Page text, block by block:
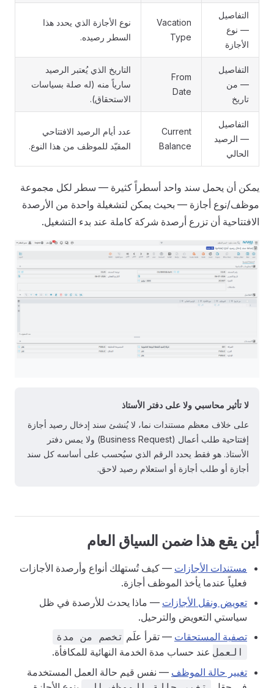
التفاصيل
— نوع
الأجازة
Vacation
Type
نوع الأجازة الذي يحدد هذا
السطر رصيده.
التفاصيل
— من
تاريخ
From
Date
التاريخ الذي يُعتبر الرصيد
سارياً منه (له صلة بسياسات
الاستحقاق).
التفاصيل
— الرصيد
الحالي
Current
Balance
عدد أيام الرصيد الافتتاحي
المقيّد للموظف من هذا النوع.
يمكن أن يحمل سند واحد أسطراً كثيرة — سطر لكل مجموعة
موظف/نوع أجازة — بحيث يمكن لتشغيلة واحدة من الأرصدة
الافتتاحية أن تزرع أرصدة شركة كاملة عند بدء التشغيل.
لا تأثير محاسبي ولا على دفتر الأستاذ
على خلاف معظم مستندات نما، لا يُنشئ سند إدخال رصيد أجازة
إفتتاحية طلب أعمال (Business Request) ولا يمس دفتر
الأستاذ. هو فقط يحدد الرقم الذي سيُحسب على أساسه كل سند
أجازة أو طلب أجازة أو استعلام رصيد لاحق.
أين يقع هذا ضمن السياق العام
مستندات الأجازات — كيف تُستهلك أنواع وأرصدة الأجازات
فعلياً عندما يأخذ الموظف أجازة.
تعويض ونقل الأجازات — ماذا يحدث للأرصدة في ظل
سياستي التعويض والترحيل.
تصفية المستحقات — تقرأ علَم تخصم من مدة
العمل عند حساب مدة الخدمة النهائية للمكافأة.
تغيير حالة الموظف — نفس قيم حالة العمل المستخدمة